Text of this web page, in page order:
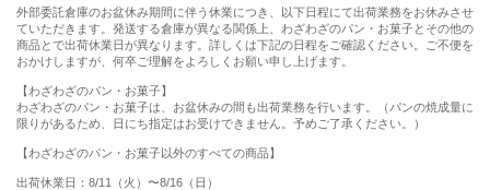
外部委託倉庫のお盆休み期間に伴う休業につき、以下日程にて出荷業務をお休みさせ
ていただきます。発送する倉庫が異なる関係上、わざわざのパン・お菓子とその他の
商品とで出荷休業日が異なります。詳しくは下記の日程をご確認ください。ご不便を
おかけしますが、何卒ご理解をよろしくお願い申し上げます。
【わざわざのパン・お菓子】
わざわざのパン・お菓子は、お盆休みの間も出荷業務を行います。（パンの焼成量に
限りがあるため、日にち指定はお受けできません。予めご了承ください。）
【わざわざのパン・お菓子以外のすべての商品】
出荷休業日：8/11（火）〜8/16（日）